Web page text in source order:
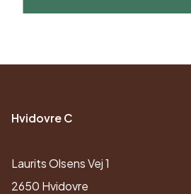
Hvidovre C
Laurits Olsens Vej 1
2650 Hvidovre